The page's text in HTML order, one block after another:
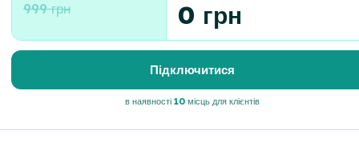
999 грн 0 грн
Підключитися
в наявності 10 місць для клієнтів